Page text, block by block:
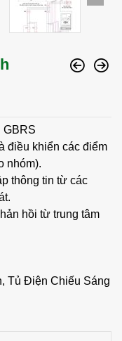
GBRS
điều khiển các điểm
nhóm).
thông tin từ các
hồi từ trung tâm
, Tủ Điện Chiếu Sáng